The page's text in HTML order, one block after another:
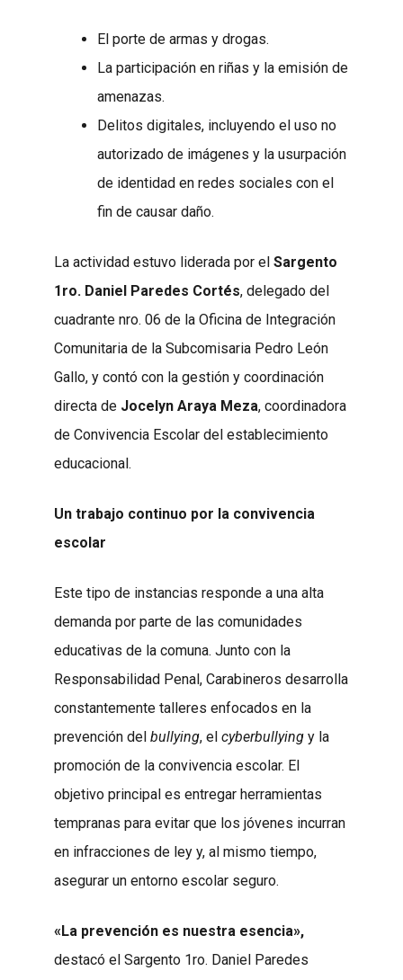
El porte de armas y drogas.
La participación en riñas y la emisión de
amenazas.
Delitos digitales, incluyendo el uso no
autorizado de imágenes y la usurpación
de identidad en redes sociales con el
fin de causar daño.
La actividad estuvo liderada por el Sargento
1ro. Daniel Paredes Cortés, delegado del
cuadrante nro. 06 de la Oficina de Integración
Comunitaria de la Subcomisaria Pedro León
Gallo, y contó con la gestión y coordinación
directa de Jocelyn Araya Meza, coordinadora
de Convivencia Escolar del establecimiento
educacional.
Un trabajo continuo por la convivencia
escolar
Este tipo de instancias responde a una alta
demanda por parte de las comunidades
educativas de la comuna. Junto con la
Responsabilidad Penal, Carabineros desarrolla
constantemente talleres enfocados en la
prevención del bullying, el cyberbullying y la
promoción de la convivencia escolar. El
objetivo principal es entregar herramientas
tempranas para evitar que los jóvenes incurran
en infracciones de ley y, al mismo tiempo,
asegurar un entorno escolar seguro.
«La prevención es nuestra esencia»,
destacó el Sargento 1ro. Daniel Paredes